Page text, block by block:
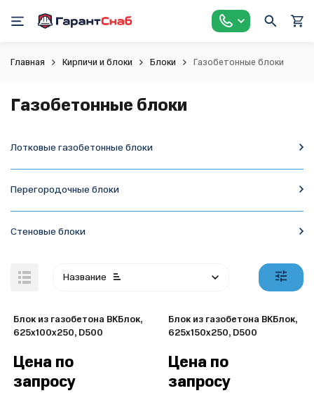
Главная Кирпичи и блоки Блоки Газобетонные блоки
Газобетонные блоки
Лотковые газобетонные блоки
Перегородочные блоки
Стеновые блоки
Название
Блок из газобетона ВКБлок,
625x100x250, D500
Цена по
запросу
Блок из газобетона ВКБлок,
625x150x250, D500
Цена по
запросу